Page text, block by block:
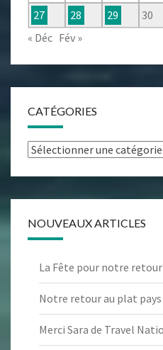
27
28 29 30
« Déc Fév »
CATÉGORIES
Catégories
NOUVEAUX ARTICLES
La Fête pour notre retour
Notre retour au plat pays
Merci Sara de Travel